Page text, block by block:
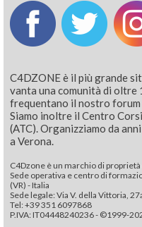
C4DZONE è il più grande
vanta una comunità di
frequentano il nostro
Siamo inoltre il Centro
(ATC). Organizziamo da
a Verona.
C4Dzone è un marchio di
Sede operativa e centro di
(VR) - Italia
Sede legale: Via V. della Vittoria,
Tel: +39 351 6097868‬
P.IVA: IT04448240236 - ©1999-